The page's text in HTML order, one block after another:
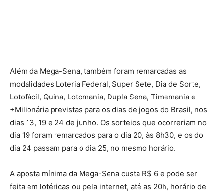
Além da Mega-Sena, também foram remarcadas as
modalidades Loteria Federal, Super Sete, Dia de Sorte,
Lotofácil, Quina, Lotomania, Dupla Sena, Timemania e
+Milionária previstas para os dias de jogos do Brasil, nos
dias 13, 19 e 24 de junho. Os sorteios que ocorreriam no
dia 19 foram remarcados para o dia 20, às 8h30, e os do
dia 24 passam para o dia 25, no mesmo horário.
A aposta mínima da Mega-Sena custa R$ 6 e pode ser
feita em lotéricas ou pela internet, até as 20h, horário de